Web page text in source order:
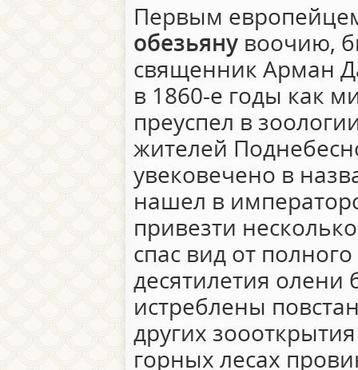
Первым
обезьянувоочию,
священник Арман
в 1860-е годы как
преуспел в
жителей
увековечено в
нашел в
привезти
спас вид от
десятилетия
истреблены
других
горных лесах